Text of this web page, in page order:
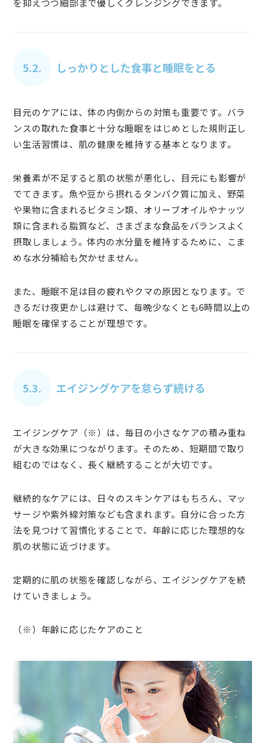
を抑えつつ細部まで優しくクレンジングできます。
5.2. しっかりとした食事と睡眠をとる
目元のケアには、体の内側からの対策も重要です。バラ
ンスの取れた食事と十分な睡眠をはじめとした規則正し
い生活習慣は、肌の健康を維持する基本となります。
栄養素が不足すると肌の状態が悪化し、目元にも影響が
でてきます。魚や豆から摂れるタンパク質に加え、野菜
や果物に含まれるビタミン類、オリーブオイルやナッツ
類に含まれる脂質など、さまざまな食品をバランスよく
摂取しましょう。体内の水分量を維持するために、こま
めな水分補給も欠かせません。
また、睡眠不足は目の疲れやクマの原因となります。で
きるだけ夜更かしは避けて、毎晩少なくとも6時間以上の
睡眠を確保することが理想です。
5.3. エイジングケアを怠らず続ける
エイジングケア（※）は、毎日の小さなケアの積み重ね
が大きな効果につながります。そのため、短期間で取り
組むのではなく、長く継続することが大切です。
継続的なケアには、日々のスキンケアはもちろん、マッ
サージや紫外線対策なども含まれます。自分に合った方
法を見つけて習慣化することで、年齢に応じた理想的な
肌の状態に近づけます。
定期的に肌の状態を確認しながら、エイジングケアを続
けていきましょう。
（※）年齢に応じたケアのこと